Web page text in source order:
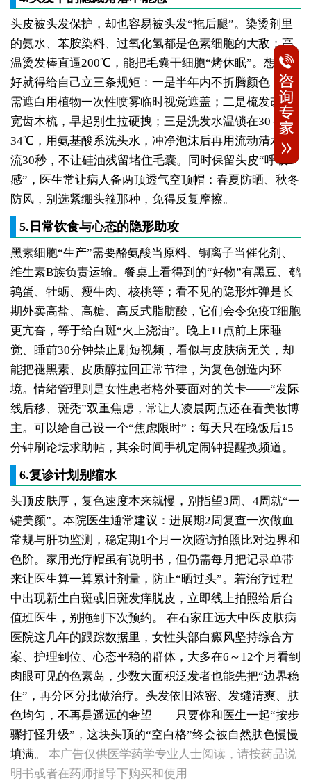
头皮被头发保护，却也容易被头发“拖后腿”。染烫剂里
的氨水、苯胺染料、过氧化氢都是色素细胞的大敌；高
温烫发棒直逼200℃，能把毛囊干细胞“烤休眠”。想保护
好就得给自己立三条规矩：一是半年内不折腾颜色，如
需遮白用植物一次性喷雾临时视觉遮盖；二是梳发改成
宽齿木梳，早起别生拉硬拽；三是洗发水温锁在30～
34℃，用氨基酸系洗头水，冲净泡沫后再用流动清水缓
流30秒，不让硅油残留堵住毛囊。同时保留头皮“呼吸
感”，医生常让病人备两顶透气空顶帽：春夏防晒、秋冬
防风，别选紧绷头箍那种，免得反复摩擦。
5.日常饮食与心态的隐形助攻
黑素细胞“生产”需要酪氨酸当原料、铜离子当催化剂、
维生素B族负责运输。餐桌上看得到的“好物”有黑豆、鹌
鹑蛋、牡蛎、瘦牛肉、核桃等；看不见的隐形炸弹是长
期外卖高盐、高糖、高反式脂肪酸，它们会令免疫T细胞
更亢奋，等于给白斑“火上浇油”。晚上11点前上床睡
觉、睡前30分钟禁止刷短视频，看似与皮肤病无关，却
能把褪黑素、皮质醇拉回正常节律，为复色创造内环
境。情绪管理则是女性患者格外要面对的关卡——“发际
线后移、斑秃”双重焦虑，常让人凌晨两点还在看美妆博
主。可以给自己设一个“焦虑限时”：每天只在晚饭后15
分钟刷论坛求助帖，其余时间手机定闹钟提醒换频道。
6.复诊计划别缩水
头顶皮肤厚，复色速度本来就慢，别指望3周、4周就“一
键美颜”。本院医生通常建议：进展期2周复查一次做血
常规与肝功监测，稳定期1个月一次随访拍照比对边界和
色阶。家用光疗帽虽有说明书，但仍需每月把记录单带
来让医生算一算累计剂量，防止“晒过头”。若治疗过程
中出现新生白斑或旧斑发痒脱皮，立即线上拍照给后台
值班医生，别拖到下次预约。
在石家庄远大中医皮肤病
医院这几年的跟踪数据里，女性头部白癜风坚持综合方
案、护理到位、心态平稳的群体，大多在6～12个月看到
肉眼可见的色素岛，少数大面积泛发者也能先把“边界稳
住”，再分区分批做治疗。头发依旧浓密、发缝清爽、肤
色均匀，不再是遥远的奢望——只要你和医生一起“按步
骤打怪升级”，这块头顶的“空白格”终会被自然肤色慢慢
填满。
本广告仅供医学药学专业人士阅读，请按药品说
明书或者在药师指导下购买和使用
女性白斑康复随访服务对比：好医院该做到哪些
女性皮肤白斑误诊后，白癜风治疗方案怎么调整才有效
女性白癜风治疗：遮盖产品选择安全标准是什么
女性皮肤白斑护理指南：家属陪伴需留意的细节